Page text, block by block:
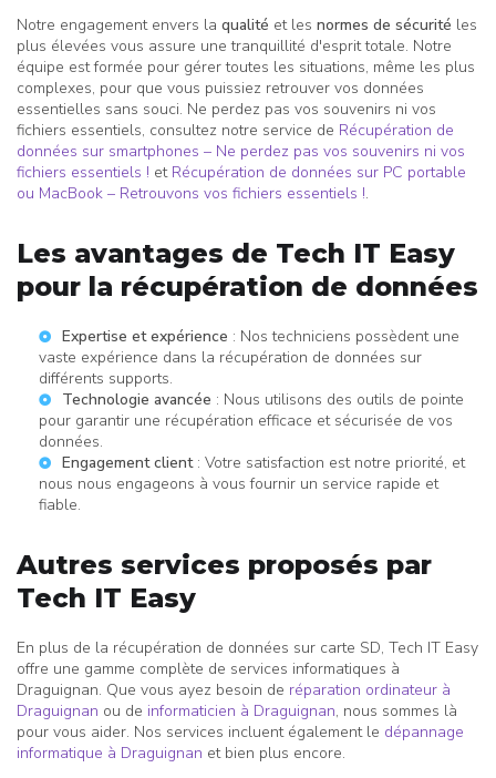
Notre engagement envers la qualité et les normes de sécurité les
plus élevées vous assure une tranquillité d'esprit totale. Notre
équipe est formée pour gérer toutes les situations, même les plus
complexes, pour que vous puissiez retrouver vos données
essentielles sans souci. Ne perdez pas vos souvenirs ni vos
fichiers essentiels, consultez notre service de Récupération de
données sur smartphones – Ne perdez pas vos souvenirs ni vos
fichiers essentiels ! et Récupération de données sur PC portable
ou MacBook – Retrouvons vos fichiers essentiels !.
Les avantages de Tech IT Easy
pour la récupération de données
Expertise et expérience : Nos techniciens possèdent une
vaste expérience dans la récupération de données sur
différents supports.
Technologie avancée : Nous utilisons des outils de pointe
pour garantir une récupération efficace et sécurisée de vos
données.
Engagement client: Votre satisfaction est notre priorité, et
nous nous engageons à vous fournir un service rapide et
fiable.
Autres services proposés par
Tech IT Easy
En plus de la récupération de données sur carte SD, Tech IT Easy
offre une gamme complète de services informatiques à
Draguignan. Que vous ayez besoin de réparation ordinateur à
Draguignan ou de informaticien à Draguignan, nous sommes là
pour vous aider. Nos services incluent également le dépannage
informatique à Draguignan et bien plus encore.